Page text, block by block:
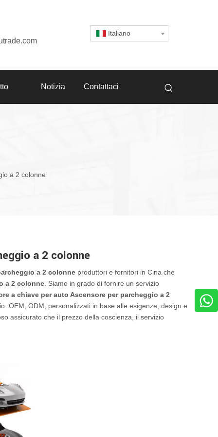
Italiano
Notizia Contattaci
a 2 colonne
a 2 colonne
a 2 colonne produttori e fornitori in Cina che
a 2 colonne . Siamo in grado di fornire un servizio
a chiave per auto Ascensore per parcheggio a 2
OEM, ODM, personalizzati in base alle esigenze, design e
assicurato che il prezzo della coscienza, il servizio